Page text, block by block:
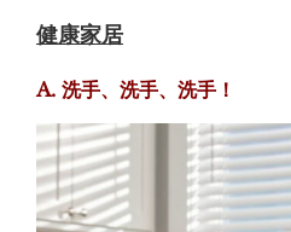
健康家居
A. 洗手、洗手、洗手！